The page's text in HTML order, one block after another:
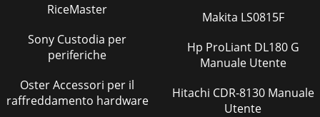
RiceMaster
Sony Custodia per
periferiche
Oster Accessori per il
raffreddamento hardware
Makita LS0815F
Hp ProLiant DL180 G
Manuale Utente
Hitachi CDR-8130 Manuale
Utente